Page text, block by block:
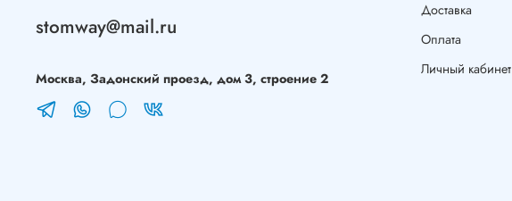
Доставка
Оплата
Личный кабинет
stomway@mail.ru
Москва, Задонский проезд, дом 3, строение 2